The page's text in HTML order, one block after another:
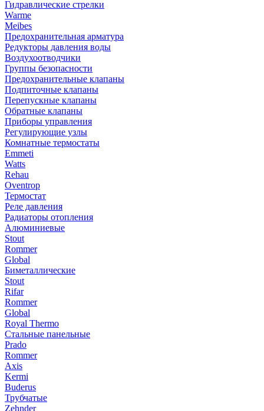
Гидравлические стрелки
Warme
Meibes
Предохранительная арматура
Редукторы давления воды
Воздухоотводчики
Группы безопасности
Предохранительные клапаны
Подпиточные клапаны
Перепускные клапаны
Обратные клапаны
Приборы управления
Регулирующие узлы
Комнатные термостаты
Emmeti
Watts
Rehau
Oventrop
Термостат
Реле давления
Радиаторы отопления
Алюминиевые
Stout
Rommer
Global
Биметаллические
Stout
Rifar
Rommer
Global
Royal Thermo
Стальные панельные
Prado
Rommer
Axis
Kermi
Buderus
Трубчатые
Zehnder